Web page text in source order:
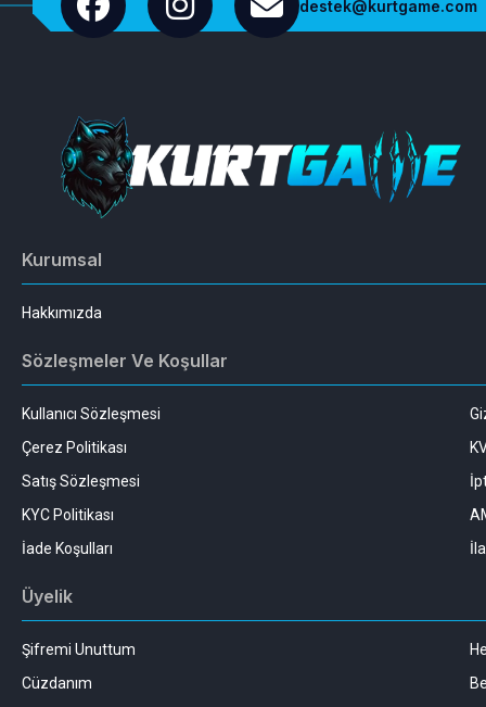
destek@kurtgame.com
Kurumsal
Hakkımızda
Sözleşmeler Ve Koşullar
Kullanıcı Sözleşmesi
Çerez Politikası
Satış Sözleşmesi
KYC Politikası
İade Koşulları
Üyelik
Şifremi Unuttum
Cüzdanım